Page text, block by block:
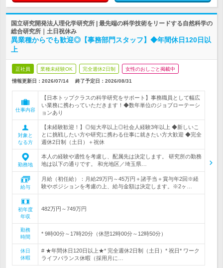
国立研究開発法人理化学研究所 | 最先端の科学技術をリードする自然科学の
総合研究所｜土日祝休み
異業種からでも歓迎◎【事務部門スタッフ】◆年間休日120日以
上
正社員 業種未経験OK 完全週休2日制 女性のおしごと掲載中
情報更新日：2026/07/14 終了予定日： 2026/08/31
仕事内容
【日本トップクラスの科学研究をサポート】事務職員として幅広
い業務に携わっていただきます！◆数年単位のジョブローテーシ
ョンあり
対象と
なる方
【未経験歓迎！】◎短大卒以上◎社会人経験3年以上 ◆新しいこ
とに挑戦したい方や研究に携わる仕事に就きたい方大歓迎 ◆完全
週休2日制（土日）＋祝休
勤務地
本人の経験や適性を考慮し、配属先は決定します。 研究所の勤務
地は以下の通りです。 和光地区／埼玉県…
給与
月給（初任給）：月給29万円～45万円＋諸手当＋賞与年2回※経
験やポジションを考慮の上、給与金額は決定します。※2ヶ…
初年度
年収
482万円～749万円
勤務
時間
* 9時00分～17時20分（休憩12時00分～12時50分）
休日
休暇
# ★年間休日120日以上★* 完全週休2日制（土日）* 祝日* ワーク
ライフバランス休暇（採用月に…